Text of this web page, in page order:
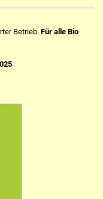
Betrieb. Für alle Bio